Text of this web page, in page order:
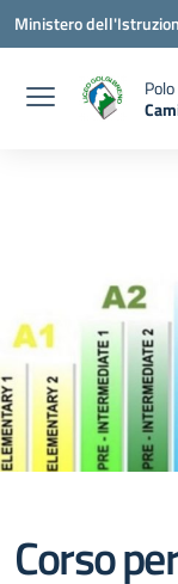
Vai ai contenuti
Vai al menu di
Vai al footer
Ministero
—
Corso